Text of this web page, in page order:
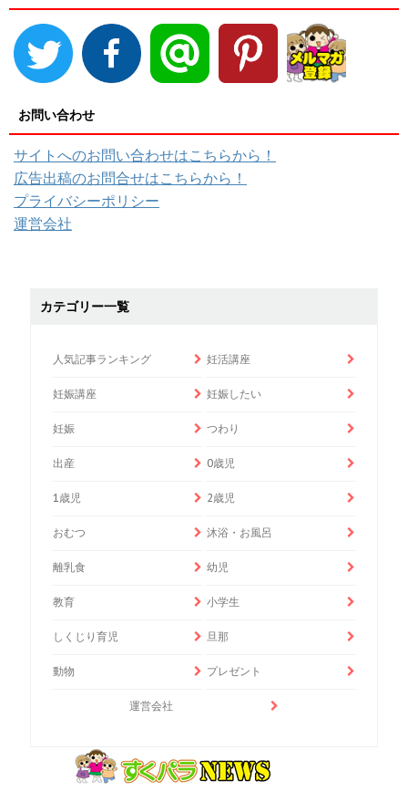
お問い合わせ
サイトへのお問い合わせはこちらから！
広告出稿のお問合せはこちらから！
プライバシーポリシー
運営会社
カテゴリー一覧
人気記事ランキング 妊活講座
妊娠講座 妊娠したい
妊娠 つわり
出産 0歳児
1歳児 2歳児
おむつ 沐浴・お風呂
離乳食 幼児
教育 小学生
しくじり育児 旦那
動物 プレゼント
運営会社